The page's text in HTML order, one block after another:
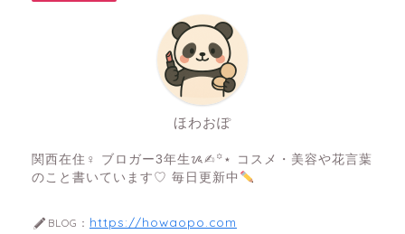
ほわおぽ
関西在住♀ ブロガー3年生ᝰ✍︎꙳⋆ コスメ・美容や花言葉
のこと書いています♡ 毎日更新中
BLOG： https://howaopo.com